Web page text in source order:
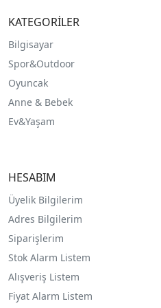
KATEGORİLER
Bilgisayar
Spor&Outdoor
Oyuncak
Anne & Bebek
Ev&Yaşam
HESABIM
Üyelik Bilgilerim
Adres Bilgilerim
Siparişlerim
Stok Alarm Listem
Alışveriş Listem
Fiyat Alarm Listem